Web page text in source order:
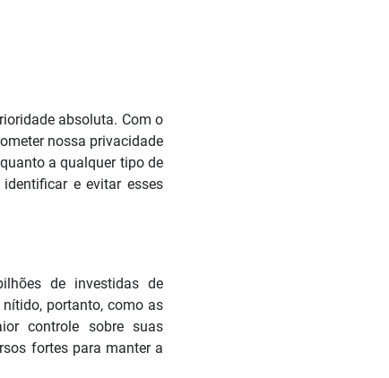
absoluta. Com o
nossa privacidade
a qualquer tipo de
e evitar esses
de investidas de
portanto, como as
controle sobre suas
fortes para manter a